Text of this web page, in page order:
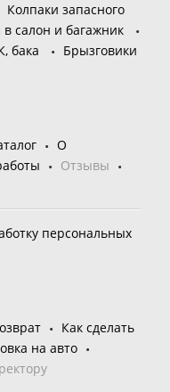
Колпаки запасного
салон и багажник
бака
Брызговики
О
Отзывы
персональных
Как сделать
на авто